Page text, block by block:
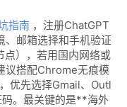
指南 ，注册ChatGPT
邮箱选择和手机验证
），若用国内网络或
议搭配Chrome无痕模
优先选择Gmail、Outl
。最关键的是**海外